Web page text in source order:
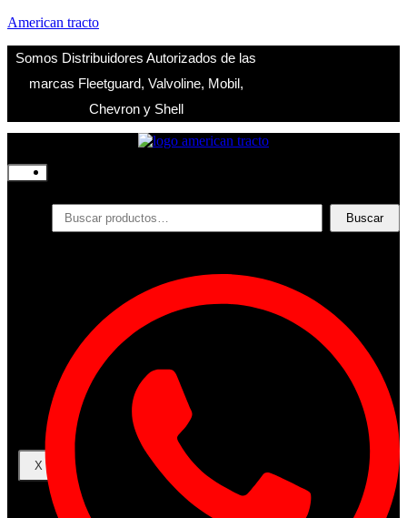
American tracto
Somos Distribuidores Autorizados de las
marcas Fleetguard, Valvoline, Mobil,
Chevron y Shell
Productos
Filtros
Contacto
Acceder
Iniciar Sesion
Registro
Restablecer la contraseña
X
Buscar